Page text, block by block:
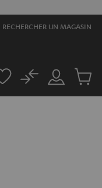
RECHERCHER UN MAGASIN
Mon
compte
No